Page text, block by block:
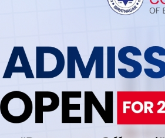
विराटनगरउपमहानगरपालिका क्षेत्रका
उपमहनगरपालिकामा लाग्ने हाट
माछा व्यपारीहरुले विरा. . .
महेन्द्र मोरङ आदर्श
लथालिंङग